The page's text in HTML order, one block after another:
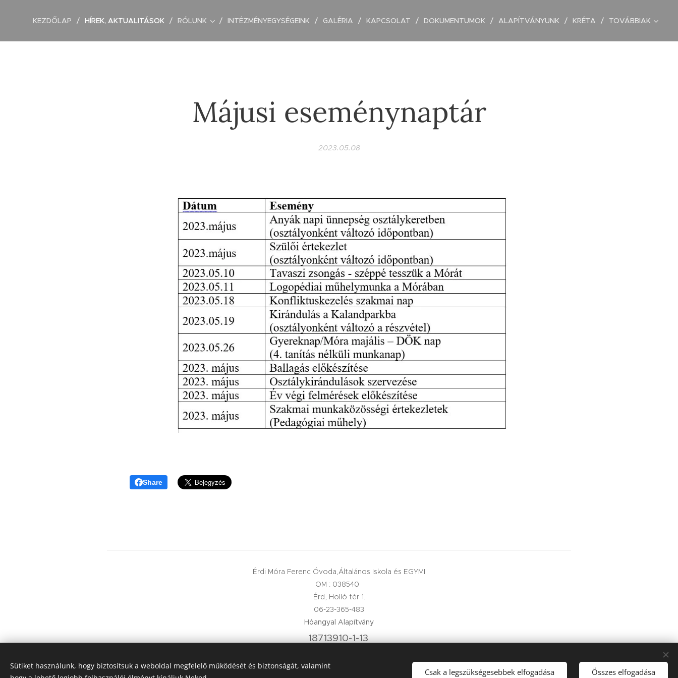
KEZDŐLAP HÍREK, AKTUALITÁSOK RÓLUNK INTÉZMÉNYEGYSÉGEINK GALÉRIA KAPCSOLAT DOKUMENTUMOK ALAPÍTVÁNYUNK KRÉTA TOVÁBBIAK
Májusi eseménynaptár
2023.05.08
Share
Érdi Móra Ferenc Óvoda,Általános Iskola és EGYMI
OM : 038540
Érd, Holló tér 1.
06-23-365-483
Hóangyal Alapítvány
18713910-1-13
Sütiket használunk, hogy biztosítsuk a weboldal megfelelő működését és biztonságát, valamint
Csak a legszükségesebbek elfogadása Összes elfogadása